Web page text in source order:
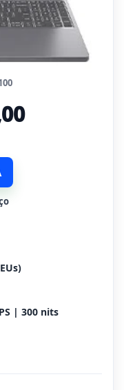
| 300 nits